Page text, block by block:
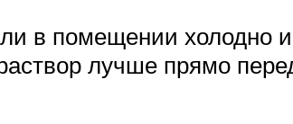
в помещении холодно
лучше прямо